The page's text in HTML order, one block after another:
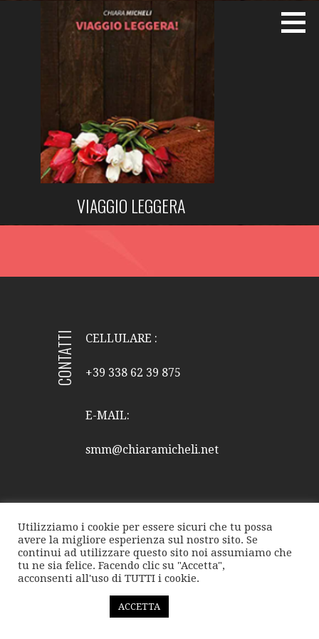
VIAGGIO LEGGERA
CONTATTI CELLULARE :
+39 338 62 39 875
E-MAIL:
smm@chiaramicheli.net
FACEBOOK TWITTER
INSTAGRAM
EMAIL
YOUTUBE
Copyright © 2021 La collana di perle_ Tutti i diritti riservati.
Utilizziamo i cookie per essere sicuri che tu possa
avere la migliore esperienza sul nostro sito. Se
continui ad utilizzare questo sito noi assumiamo che
tu ne sia felice. Facendo clic su "Accetta",
acconsenti all'uso di TUTTI i cookie.
ACCETTA